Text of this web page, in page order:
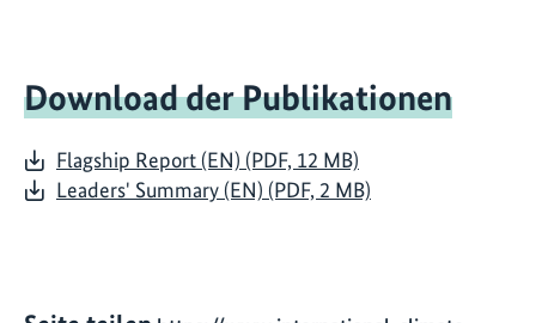
Download der Publikationen
Flagship Report (EN) (PDF, 12 MB)
Leaders' Summary (EN) (PDF, 2 MB)